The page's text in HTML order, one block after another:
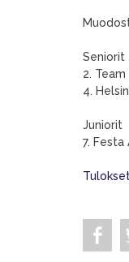
Seniorit
2.
4.
Juniorit
7. Festa